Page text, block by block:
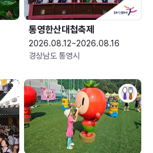
통영한산대첩축제
2026.08.12~2026.08.16
경상남도 통영시